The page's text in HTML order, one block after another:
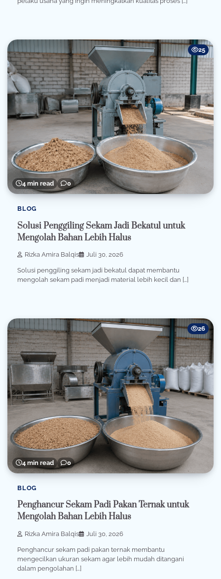
4 min read 0
25
BLOG
Solusi Penggiling Sekam Jadi Bekatul untuk
Mengolah Bahan Lebih Halus
Rizka Amira Balqis Juli 30, 2026
Solusi penggiling sekam jadi bekatul dapat membantu
mengolah sekam padi menjadi material lebih kecil dan […]
4 min read 0
26
BLOG
Penghancur Sekam Padi Pakan Ternak untuk
Mengolah Bahan Lebih Halus
Rizka Amira Balqis Juli 30, 2026
Penghancur sekam padi pakan ternak membantu
mengecilkan ukuran sekam agar lebih mudah ditangani
dalam pengolahan […]